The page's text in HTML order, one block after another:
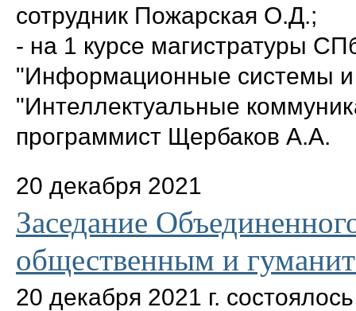
сотрудник Пожарская О.Д.;
- на 1 курсе магистратуры
"Информационные системы и
"Интеллектуальные
программист Щербаков А.А.
20 декабря 2021
Заседание
общественным и
20 декабря 2021 г.